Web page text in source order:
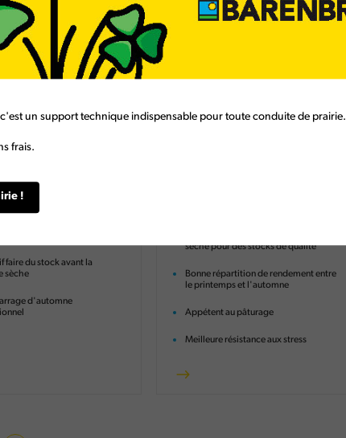
faire du stock avant la
sèche
d'automne
sèche pour des stocks de qualité
Bonne répartition de rendement entre
le printemps et l'automne
Appétent au pâturage
Meilleure résistance aux stress
un support technique indispensable pour toute conduite de prairie.
frais.
!